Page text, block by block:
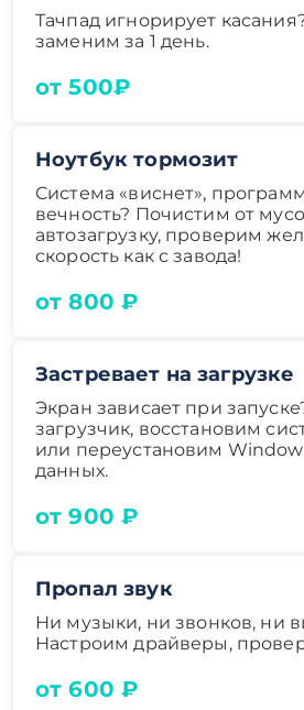
Тачпад игнорирует
заменим за 1 день.
от 500₽
Ноутбук тормозит
Система «виснет»,
вечность? Почистим от
автозагрузку, проверим
скорость как с завода!
от 800 ₽
Застревает на загрузке
Экран зависает при
загрузчик, восстановим
или переустановим
данных.
от 900 ₽
Пропал звук
Ни музыки, ни звонков, ни
Настроим драйверы,
от 600 ₽